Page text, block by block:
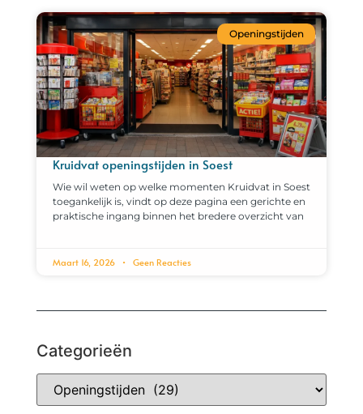
Categorieën
Openingstijden
Kruidvat openingstijden in Soest
Wie wil weten op welke momenten Kruidvat in Soest
toegankelijk is, vindt op deze pagina een gerichte en
praktische ingang binnen het bredere overzicht van
Maart 16, 2026 Geen Reacties